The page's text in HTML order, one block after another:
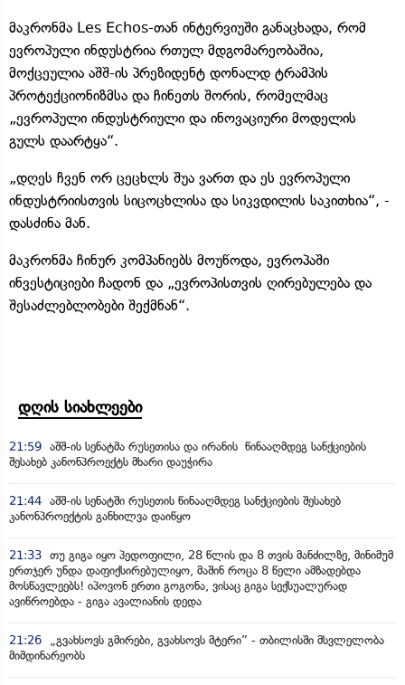
მაკრონმა Les Echos-თან ინტერვიუში განაცხადა, რომ
ევროპული ინდუსტრია რთულ მდგომარეობაშია,
მოქცეულია აშშ-ის პრეზიდენტ დონალდ ტრამპის
პროტექციონიზმსა და ჩინეთს შორის, რომელმაც
„ევროპული ინდუსტრიული და ინოვაციური მოდელის
გულს დაარტყა“.
„დღეს ჩვენ ორ ცეცხლს შუა ვართ და ეს ევროპული
ინდუსტრიისთვის სიცოცხლისა და სიკვდილის საკითხია“, -
დასძინა მან.
მაკრონმა ჩინურ კომპანიებს მოუწოდა, ევროპაში
ინვესტიციები ჩადონ და „ევროპისთვის ღირებულება და
შესაძლებლობები შექმნან“.
დღის სიახლეები
21:59 აშშ-ის სენატმა რუსეთისა და ირანის წინააღმდეგ სანქციების
შესახებ კანონპროექტს მხარი დაუჭირა
21:44 აშშ-ის სენატში რუსეთის წინააღმდეგ სანქციების შესახებ
კანონპროექტის განხილვა დაიწყო
21:33 თუ გიგა იყო პედოფილი, 28 წლის და 8 თვის მანძილზე, მინიმუმ
ერთჯერ უნდა დაფიქსირებულიყო, მაშინ როცა 8 წელი ამზადებდა
მოსწავლეებს! იპოვონ ერთი გოგონა, ვისაც გიგა სექსუალურად
ავიწროებდა - გიგა ავალიანის დედა
21:26
„გვახსოვს გმირები, გვახსოვს მტერი” - თბილისში მსვლელობა
მიმდინარეობს